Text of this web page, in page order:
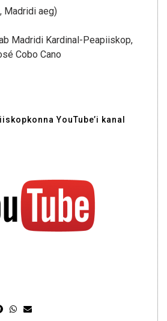
Madridi aeg)
Madridi Kardinal-Peapiiskop,
Cobo Cano
YouTube’i kanal